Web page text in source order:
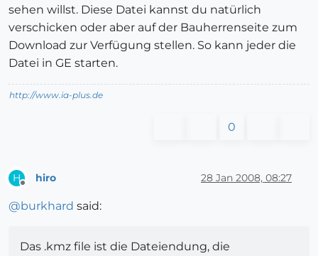
sehen willst. Diese Datei kannst du natürlich
verschicken oder aber auf der Bauherrenseite zum
Download zur Verfügung stellen. So kann jeder die
Datei in GE starten.
http://www.ia-plus.de
0
H hiro 28 Jan 2008, 08:27
@burkhard said:
Das .kmz file ist die Dateiendung, die